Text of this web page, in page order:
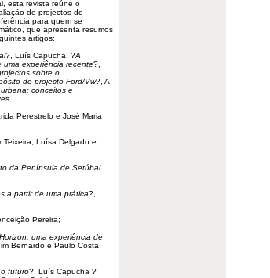
esta revista reúne o
de projectos de
para quem se
que apresenta resumos
artigos:
?, Luís Capucha, ?A
uma experiência recente?,
sobre o
do projecto Ford/Vw?, A.
conceitos e
Perestrelo e José Maria
Teixeira, Luísa Delgado e
da Península de Setúbal
a partir de uma prática?,
Pereira;
uma experiência de
Bernardo e Paulo Costa
futuro?, Luís Capucha ?